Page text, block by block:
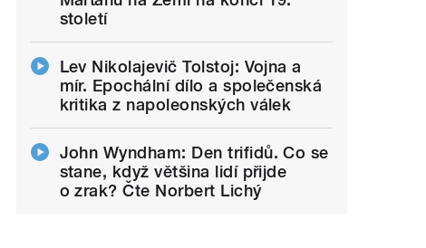
století
Lev Nikolajevič Tolstoj: Vojna a
mír. Epochální dílo a společenská
kritika z napoleonských válek
John Wyndham: Den trifidů. Co se
stane, když většina lidí přijde
o zrak? Čte Norbert Lichý